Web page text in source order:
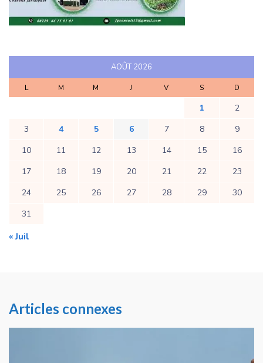
AOÛT 2026
L M M J V S D
1
2
3
4 5 6 7 8
9
10
11 12 13 14 15
16
17
18 19 20 21 22
23
24
25 26 27 28 29
30
31
« Juil
Articles connexes